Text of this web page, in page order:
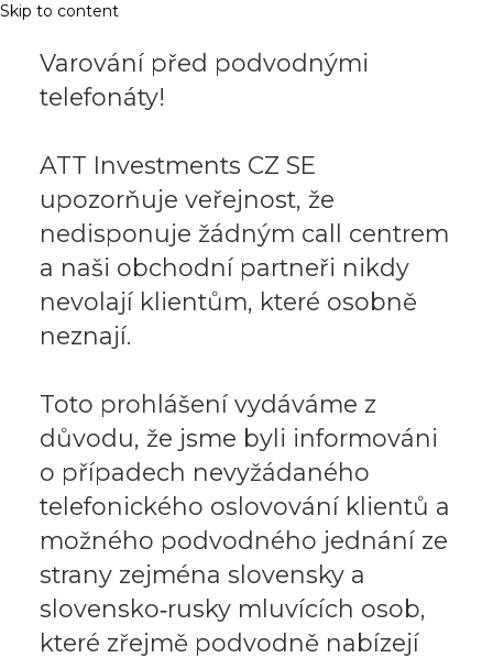
Skip to content
Varování před podvodnými
telefonáty!
ATT Investments CZ SE
upozorňuje veřejnost, že
nedisponuje žádným call centrem
a naši obchodní partneři nikdy
nevolají klientům, které osobně
neznají.
Toto prohlášení vydáváme z
důvodu, že jsme byli informováni
o případech nevyžádaného
telefonického oslovování klientů a
možného podvodného jednání ze
strany zejména slovensky a
slovensko‑rusky mluvících osob,
které zřejmě podvodně nabízejí